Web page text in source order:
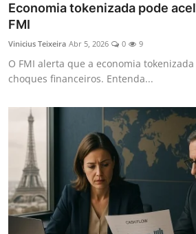
Economia tokenizada pode
FMI
Vinicius Teixeira Abr 5, 2026 0 9
O FMI alerta que a economia
choques financeiros. Entenda...